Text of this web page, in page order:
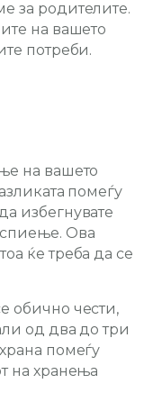
за родителите.
на вашето
потреби.
на вашето
помеѓу
избегнувате
Ова
ќе треба да се
обично чести,
од два до три
помеѓу
на хранења